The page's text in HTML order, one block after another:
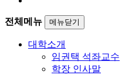
전체메뉴 메뉴닫기
대학소개
임권택 석좌교수
학장 인사말